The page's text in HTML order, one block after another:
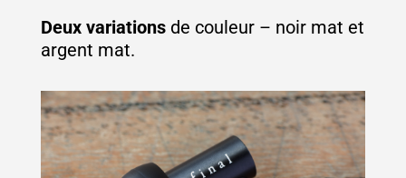
Deux variations de couleur – noir mat et
argent mat.